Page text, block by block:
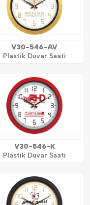
V30-546-AV
Plastik Duvar Saati
V30-546-K
Plastik Duvar Saati